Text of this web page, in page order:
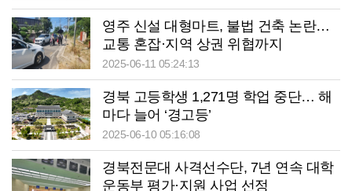
영주 신설 대형마트, 불법 건축 논란…
교통 혼잡·지역 상권 위협까지
2025-06-11 05:24:13
경북 고등학생 1,271명 학업 중단… 해
마다 늘어 ‘경고등’
2025-06-10 05:16:08
경북전문대 사격선수단, 7년 연속 대학
운동부 평가·지원 사업 선정